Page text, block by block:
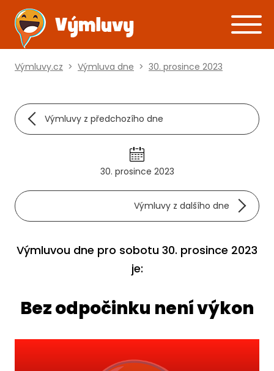
Výmluvy.cz > Výmluva dne > 30. prosince 2023
Výmluvy z předchozího dne
30. prosince 2023
Výmluvy z dalšího dne
Výmluvou dne pro sobotu 30. prosince 2023
je:
Bez odpočinku není výkon